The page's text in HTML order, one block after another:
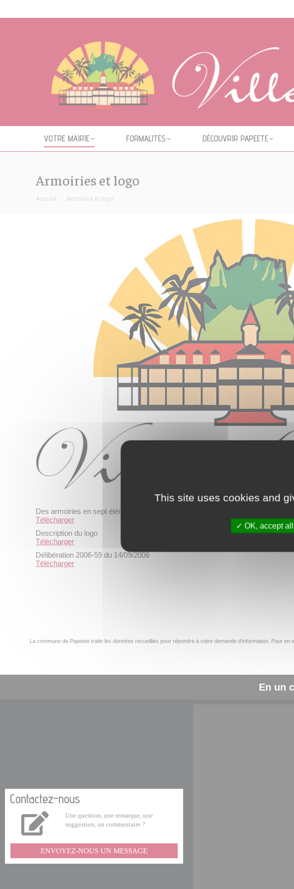
VOTRE MAIRIE FORMALITÉS DÉCOUVRIR PAPEETE
Armoiries et logo
Vous êtes ici :
Accueil Armoiries et logo
Des armoiries en sept éléments et deux inscriptions
Télécharger
Description du logo
Télécharger
Délibération 2006-59 du 14/09/2006
Télécharger
La commune de Papeete traite les données recueillies pour répondre à votre demande d’information. Pour
En un
Contactez-nous
Une question, une remarque, une
suggestion, un commentaire ?
ENVOYEZ-NOUS UN MESSAGE
This site uses cookies and
OK, accept all